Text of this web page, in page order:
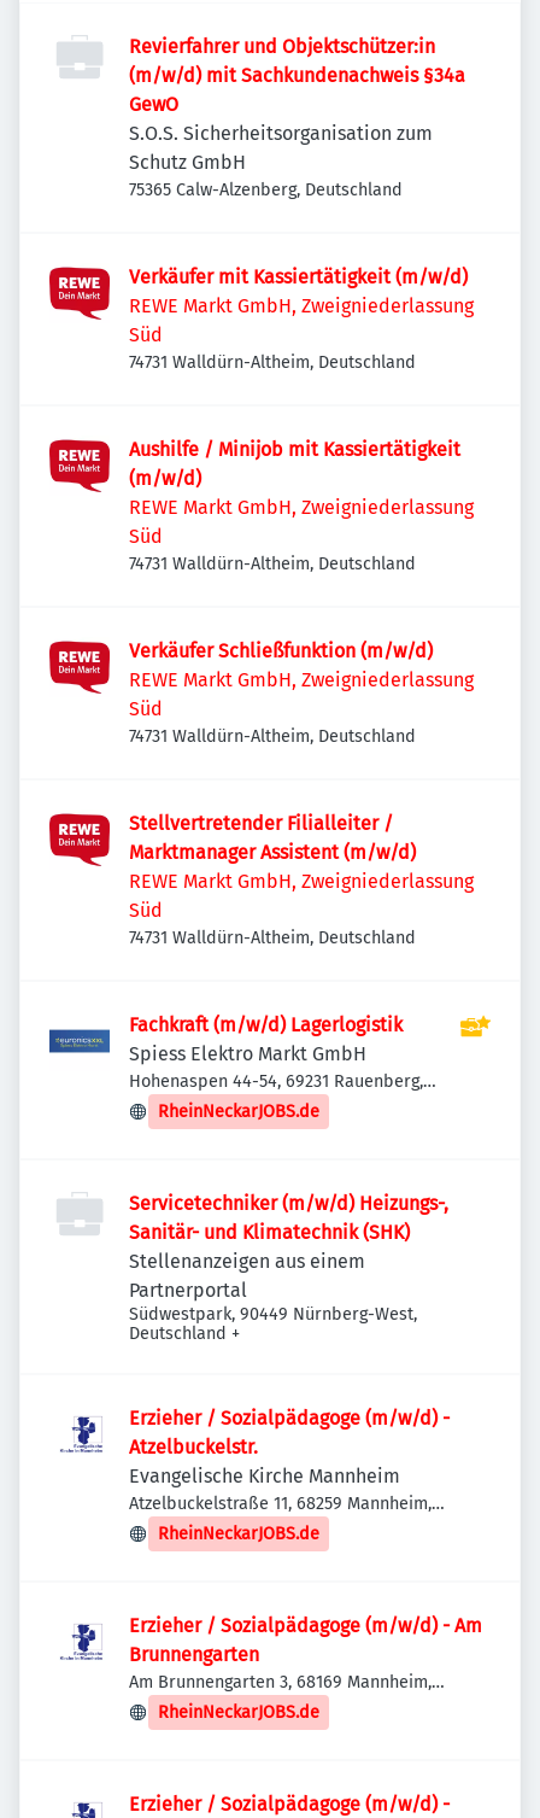
Revierfahrer und Objektschützer:in
(m/w/d) mit Sachkundenachweis §34a
GewO
S.O.S. Sicherheitsorganisation zum
Schutz GmbH
75365 Calw-Alzenberg, Deutschland
Verkäufer mit Kassiertätigkeit (m/w/d)
REWE Markt GmbH, Zweigniederlassung
Süd
74731 Walldürn-Altheim, Deutschland
Aushilfe / Minijob mit Kassiertätigkeit
(m/w/d)
REWE Markt GmbH, Zweigniederlassung
Süd
74731 Walldürn-Altheim, Deutschland
Verkäufer Schließfunktion (m/w/d)
REWE Markt GmbH, Zweigniederlassung
Süd
74731 Walldürn-Altheim, Deutschland
Stellvertretender Filialleiter /
Marktmanager Assistent (m/w/d)
REWE Markt GmbH, Zweigniederlassung
Süd
74731 Walldürn-Altheim, Deutschland
Fachkraft (m/w/d) Lagerlogistik
Spiess Elektro Markt GmbH
Hohenaspen 44-54, 69231 Rauenberg,
Deutschland
RheinNeckarJOBS.de
Servicetechniker (m/w/d) Heizungs-,
Sanitär- und Klimatechnik (SHK)
Stellenanzeigen aus einem
Partnerportal
Südwestpark, 90449 Nürnberg-West,
Deutschland +
Erzieher / Sozialpädagoge (m/w/d) -
Atzelbuckelstr.
Evangelische Kirche Mannheim
Atzelbuckelstraße 11, 68259 Mannheim,
Deutschland
RheinNeckarJOBS.de
Erzieher / Sozialpädagoge (m/w/d) - Am
Brunnengarten
Am Brunnengarten 3, 68169 Mannheim,
Deutschland
RheinNeckarJOBS.de
Erzieher / Sozialpädagoge (m/w/d) -